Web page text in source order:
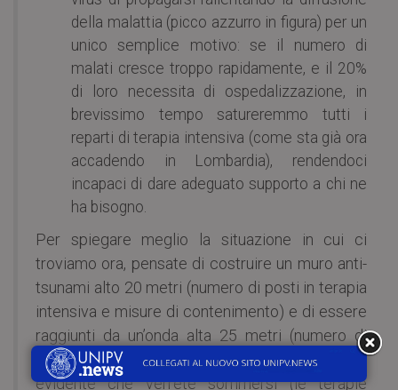
della malattia (picco azzurro in figura) per un
unico semplice motivo: se il numero di
malati cresce troppo rapidamente, e il 20%
di loro necessita di ospedalizzazione, in
brevissimo tempo satureremmo tutti i
reparti di terapia intensiva (come sta già ora
accadendo in Lombardia), rendendoci
incapaci di dare adeguato supporto a chi ne
ha bisogno.
Per spiegare meglio la situazione in cui ci
troviamo ora, pensate di costruire un muro anti-
tsunami alto 20 metri (numero di posti in terapia
intensiva e misure di contenimento) e di essere
raggiunti da un’onda alta 25 metri (numero di
malati che richiedono assistenza ospedaliera), è
evidente che verrete sommersi (le terapie